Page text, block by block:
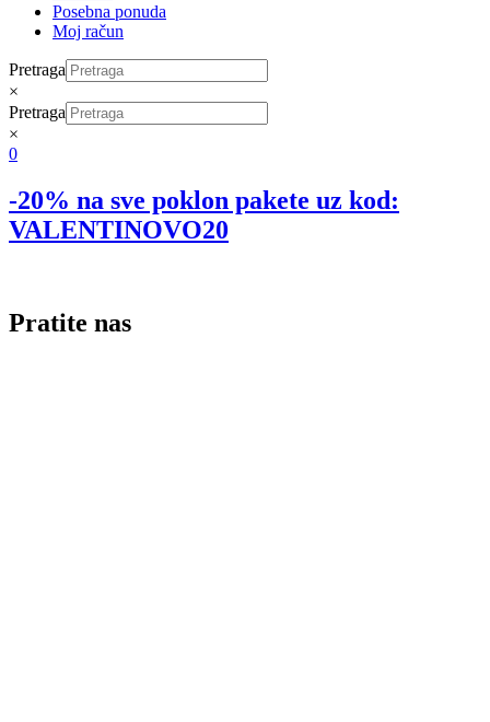
Posebna ponuda
Moj račun
Pretraga
×
Pretraga
×
0
-20% na sve poklon pakete uz kod:
VALENTINOVO20
Pratite nas